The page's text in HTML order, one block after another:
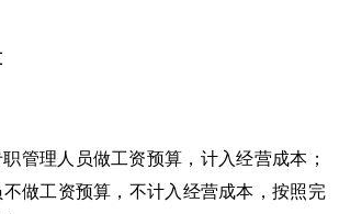
管理人员做工资预算，计入经营成本；
做工资预算，不计入经营成本，按照完